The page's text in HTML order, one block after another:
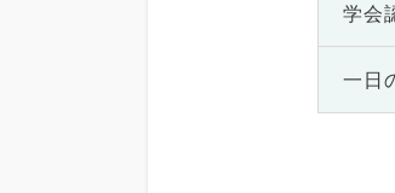
学会
一日